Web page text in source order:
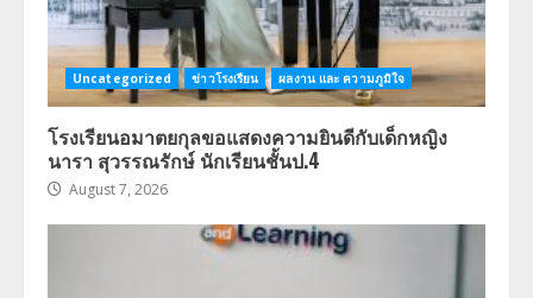
Uncategorized ข่าวโรงเรียน ผลงาน และ ความภูมิใจ
โรงเรียนอมาตยกุลขอแสดงความยินดีกับเด็กหญิง
นารา สุวรรณรักษ์ นักเรียนชั้นป.4
August 7, 2026